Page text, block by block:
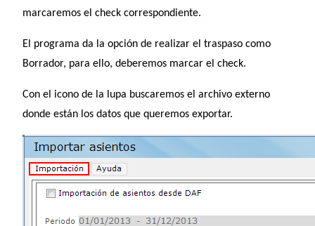
marcaremos el check correspondiente.
El programa da la opción de realizar el traspaso como
Borrador, para ello, deberemos marcar el check.
Con el icono de la lupa buscaremos el archivo externo
donde están los datos que queremos exportar.